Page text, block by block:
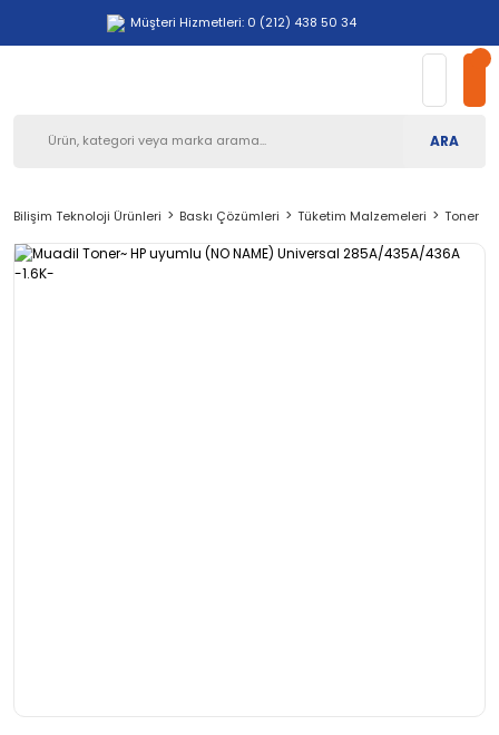
Müşteri Hizmetleri: 0 (212) 438 50 34
ARA
Bilişim Teknoloji Ürünleri Baskı Çözümleri Tüketim Malzemeleri Toner